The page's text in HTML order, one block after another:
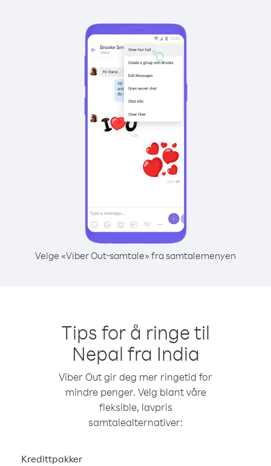
Velge «Viber Out-samtale» fra samtalemenyen
Tips for å ringe til
Nepal fra India
Viber Out gir deg mer ringetid for
mindre penger. Velg blant våre
fleksible, lavpris
samtalealternativer:
Kredittpakker